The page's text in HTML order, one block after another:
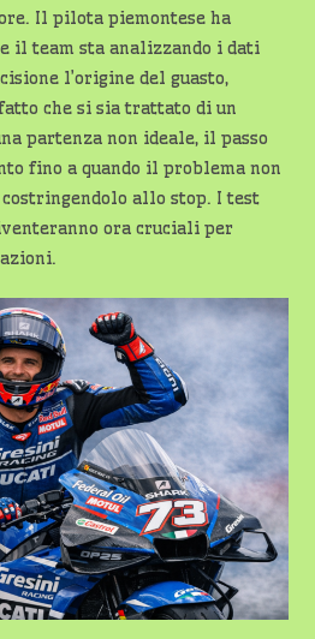
Il pilota piemontese ha
il team sta analizzando i dati
l’origine del guasto,
che si sia trattato di un
partenza non ideale, il passo
fino a quando il problema non
allo stop. I test
ora cruciali per